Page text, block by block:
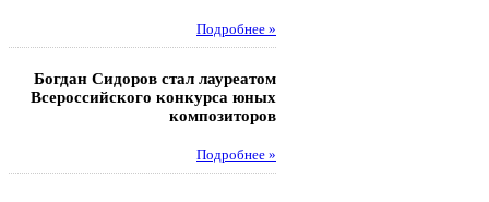
Подробнее »
Богдан Сидоров стал лауреатом
Всероссийского конкурса юных
композиторов
Подробнее »